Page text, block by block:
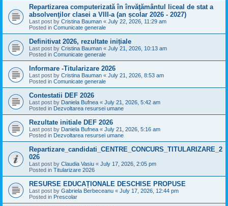
Repartizarea computerizată în învăţământul liceal de stat a
absolvenţilor clasei a VIII-a (an școlar 2026 - 2027)
Last post by Cristina Bauman « July 22, 2026, 11:29 am
Posted in Comunicate generale
Definitivat 2026, rezultate inițiale
Last post by Cristina Bauman « July 21, 2026, 10:13 am
Posted in Comunicate generale
Informare -Titularizare 2026
Last post by Cristina Bauman « July 21, 2026, 8:53 am
Posted in Comunicate generale
Contestatii DEF 2026
Last post by Daniela Bufnea « July 21, 2026, 5:42 am
Posted in Dezvoltarea resursei umane
Rezultate initiale DEF 2026
Last post by Daniela Bufnea « July 21, 2026, 5:16 am
Posted in Dezvoltarea resursei umane
Repartizare_candidati_CENTRE_CONCURS_TITULARIZARE_2
026
Last post by Claudia Vasiu « July 17, 2026, 2:05 pm
Posted in Titularizare 2026
RESURSE EDUCAȚIONALE DESCHISE PROPUSE
Last post by Gabriela Berbeceanu « July 17, 2026, 12:44 pm
Posted in Prescolar